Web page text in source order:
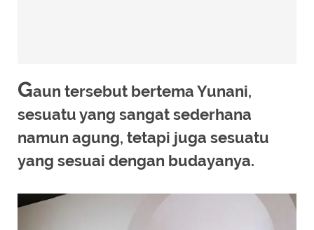
Gaun tersebut bertema Yunani,
sesuatu yang sangat sederhana
namun agung, tetapi juga sesuatu
yang sesuai dengan budayanya.